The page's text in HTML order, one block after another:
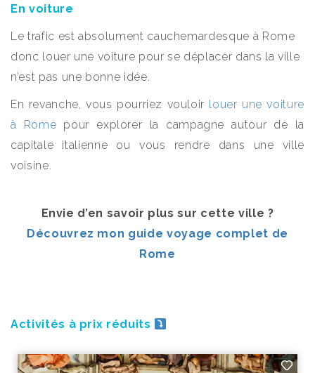
En voiture
Le trafic est absolument cauchemardesque à Rome
donc louer une voiture pour se déplacer dans la ville
n’est pas une bonne idée.
En revanche, vous pourriez vouloir louer une voiture
à Rome pour explorer la campagne autour de la
capitale italienne ou vous rendre dans une ville
voisine.
Envie d’en savoir plus sur cette ville ?
Découvrez mon guide voyage complet de
Rome
Activités à prix réduits